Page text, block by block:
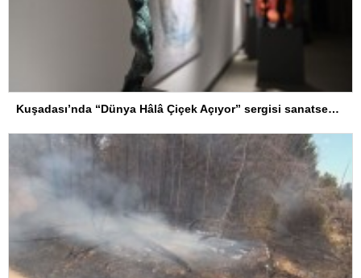
Kuşadası’nda “Dünya Hâlâ Çiçek Açıyor” sergisi sanatseverlerle buluşuyor